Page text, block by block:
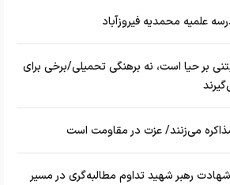
علمیه محمدیه فیروزآباد
بر حیا است، نه برهنگی تحمیلی/برخی برای
می‌زنند/ عزت در مقاومت است
رهبر شهید تداوم مطالبه‌گری در مسیر